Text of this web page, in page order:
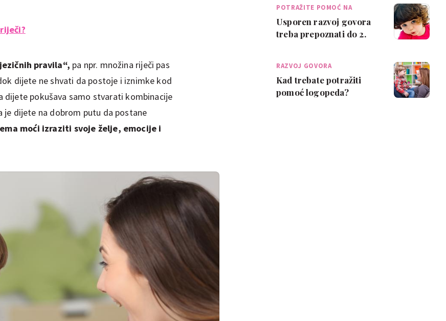
pravila“, pa npr. množina riječi pas
dijete ne shvati da postoje i iznimke kod
dijete pokušava samo stvarati kombinacije
je dijete na dobrom putu da postane
moći izraziti svoje želje, emocije i
POTRAŽITE POMOĆ NA
Usporen razvoj govora
treba prepoznati do 2.
RAZVOJ GOVORA
Kad trebate potražiti
pomoć logopeda?